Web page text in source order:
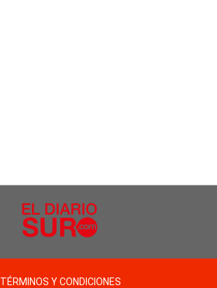
TÉRMINOS Y CONDICIONES